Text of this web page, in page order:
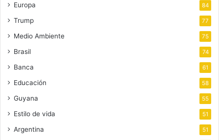
Europa 84
Trump 77
Medio Ambiente 75
Brasil 74
Banca 61
Educación 58
Guyana 55
Estilo de vida 51
Argentina 51